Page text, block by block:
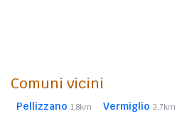
Comuni vicini
Pellizzano 1,8km Vermiglio 3,7km